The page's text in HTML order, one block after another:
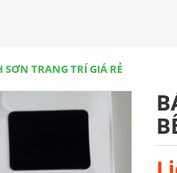
TRANG TRÍ GIÁ RẺ